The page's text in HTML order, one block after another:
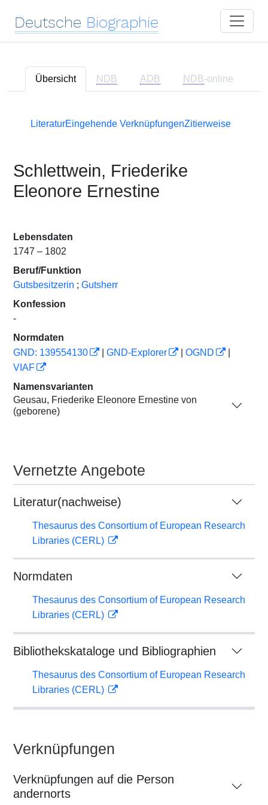
Deutsche Biographie
Übersicht NDB ADB NDB-online
LiteraturEingehende VerknüpfungenZitierweise
Schlettwein, Friederike
Eleonore Ernestine
Lebensdaten
1747 – 1802
Beruf/Funktion
Gutsbesitzerin ; Gutsherr
Konfession
-
Normdaten
GND: 139554130
GND-Explorer OGND
VIAF
Namensvarianten
Geusau, Friederike Eleonore Ernestine von
(geborene)
Vernetzte Angebote
Literatur(nachweise)
Thesaurus des Consortium of European Research
Libraries (CERL)
Normdaten
Thesaurus des Consortium of European Research
Libraries (CERL)
Bibliothekskataloge und Bibliographien
Thesaurus des Consortium of European Research
Libraries (CERL)
Verknüpfungen
Verknüpfungen auf die Person
andernorts